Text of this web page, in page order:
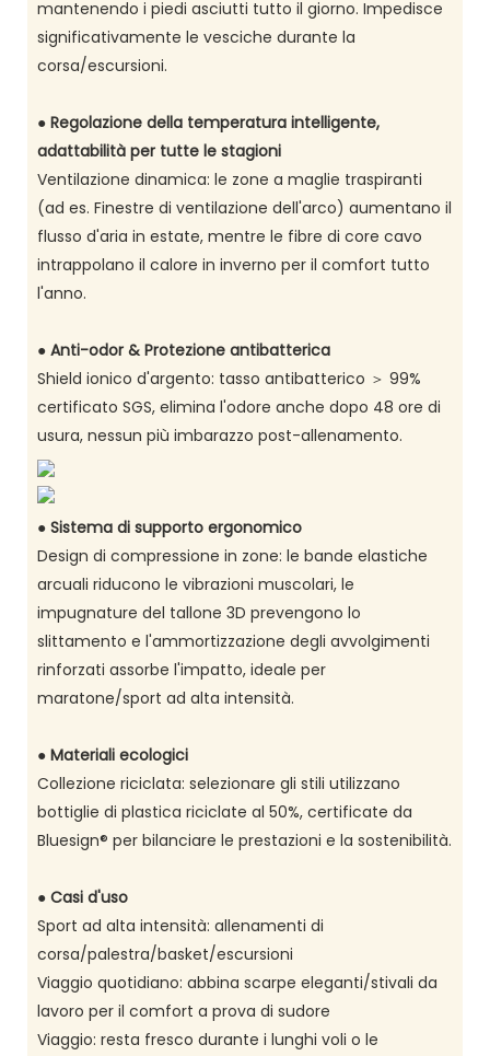
mantenendo i piedi asciutti tutto il giorno. Impedisce
significativamente le vesciche durante la
corsa/escursioni.
● Regolazione della temperatura intelligente,
adattabilità per tutte le stagioni
Ventilazione dinamica: le zone a maglie traspiranti
(ad es. Finestre di ventilazione dell'arco) aumentano il
flusso d'aria in estate, mentre le fibre di core cavo
intrappolano il calore in inverno per il comfort tutto
l'anno.
● Anti-odor & Protezione antibatterica
Shield ionico d'argento: tasso antibatterico ＞ 99%
certificato SGS, elimina l'odore anche dopo 48 ore di
usura, nessun più imbarazzo post-allenamento.
● Sistema di supporto ergonomico
Design di compressione in zone: le bande elastiche
arcuali riducono le vibrazioni muscolari, le
impugnature del tallone 3D prevengono lo
slittamento e l'ammortizzazione degli avvolgimenti
rinforzati assorbe l'impatto, ideale per
maratone/sport ad alta intensità.
● Materiali ecologici
Collezione riciclata: selezionare gli stili utilizzano
bottiglie di plastica riciclate al 50%, certificate da
Bluesign® per bilanciare le prestazioni e la sostenibilità.
● Casi d'uso
Sport ad alta intensità: allenamenti di
corsa/palestra/basket/escursioni
Viaggio quotidiano: abbina scarpe eleganti/stivali da
lavoro per il comfort a prova di sudore
Viaggio: resta fresco durante i lunghi voli o le